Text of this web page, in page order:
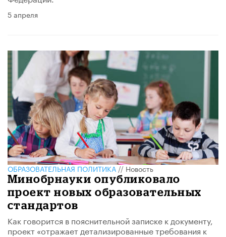
5 апреля
ОБРАЗОВАТЕЛЬНАЯ ПОЛИТИКА//Новость
Минобрнауки опубликовало
проект новых образовательных
стандартов
Как говорится в пояснительной записке к документу,
проект «отражает детализированные требования к